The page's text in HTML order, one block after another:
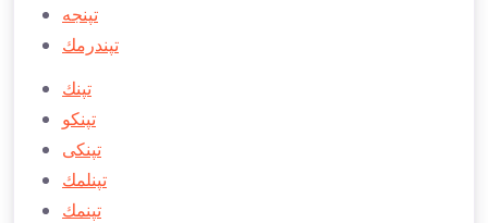
تپنجه
تپندرمك
تپنك
تپنكو
تپنكی
تپنلمك
تپنمك